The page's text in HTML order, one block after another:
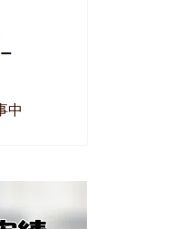
中